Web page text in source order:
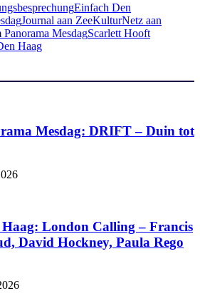
Einfach Den
Journal aan ZeeKulturNetz aan
Panorama MesdagScarlett Hooft
Haag
Mesdag: DRIFT – Duin tot
London Calling – Francis
David Hockney, Paula Rego